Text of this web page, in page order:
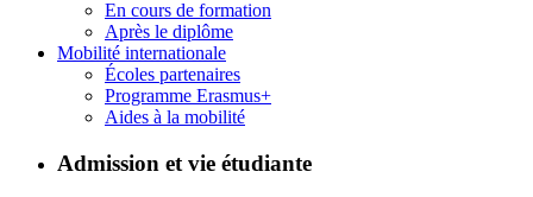
En cours de formation
Après le diplôme
Mobilité internationale
Écoles partenaires
Programme Erasmus+
Aides à la mobilité
Admission et vie étudiante